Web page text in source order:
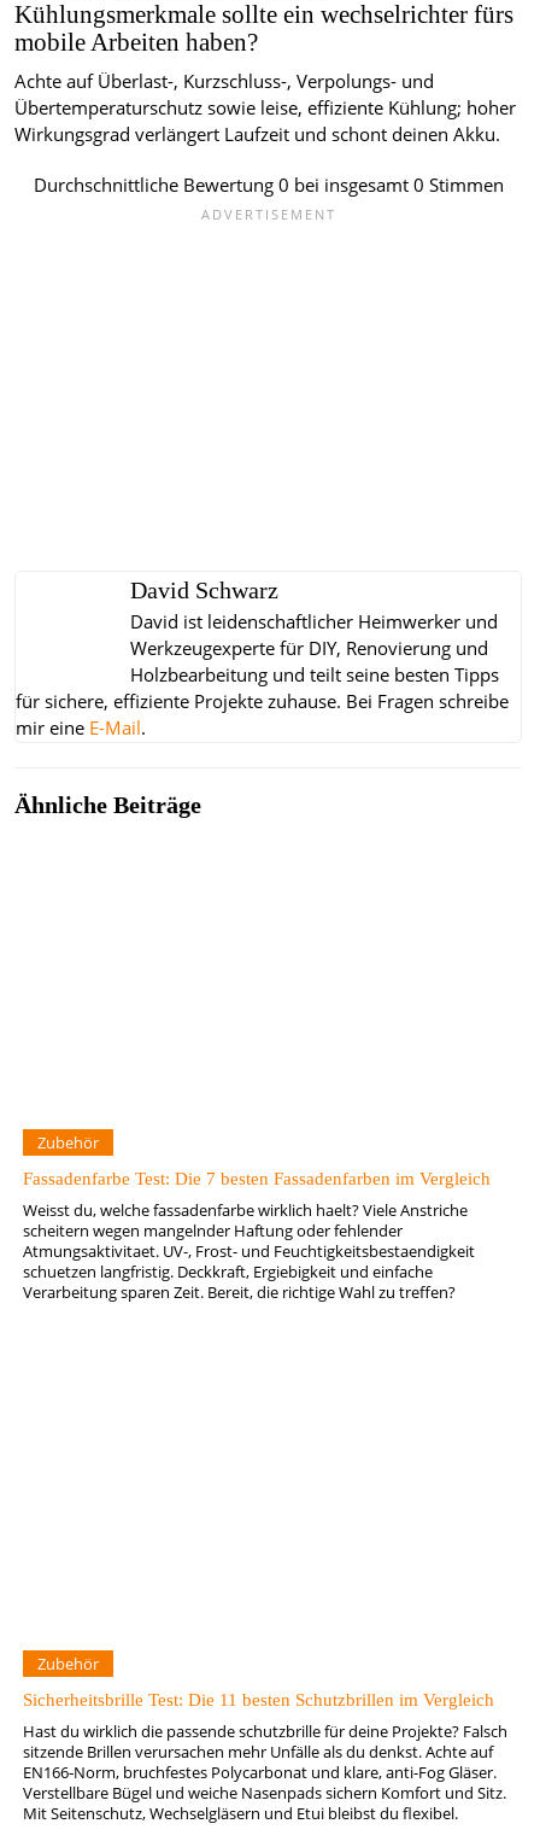
Kühlungsmerkmale sollte ein wechselrichter fürs
mobile Arbeiten haben?
Achte auf Überlast-, Kurzschluss-, Verpolungs- und
Übertemperaturschutz sowie leise, effiziente Kühlung; hoher
Wirkungsgrad verlängert Laufzeit und schont deinen Akku.
Durchschnittliche Bewertung0 bei insgesamt0 Stimmen
David Schwarz
David ist leidenschaftlicher Heimwerker und
Werkzeugexperte für DIY, Renovierung und
Holzbearbeitung und teilt seine besten Tipps
für sichere, effiziente Projekte zuhause. Bei Fragen schreibe
mir eine E-Mail.
Ähnliche Beiträge
Zubehör
Fassadenfarbe Test: Die 7 besten Fassadenfarben im Vergleich
Weisst du, welche fassadenfarbe wirklich haelt? Viele Anstriche
scheitern wegen mangelnder Haftung oder fehlender
Atmungsaktivitaet. UV-, Frost- und Feuchtigkeitsbestaendigkeit
schuetzen langfristig. Deckkraft, Ergiebigkeit und einfache
Verarbeitung sparen Zeit. Bereit, die richtige Wahl zu treffen?
Zubehör
Sicherheitsbrille Test: Die 11 besten Schutzbrillen im Vergleich
Hast du wirklich die passende schutzbrille für deine Projekte? Falsch
sitzende Brillen verursachen mehr Unfälle als du denkst. Achte auf
EN166‑Norm, bruchfestes Polycarbonat und klare, anti-Fog Gläser.
Verstellbare Bügel und weiche Nasenpads sichern Komfort und Sitz.
Mit Seitenschutz, Wechselgläsern und Etui bleibst du flexibel.